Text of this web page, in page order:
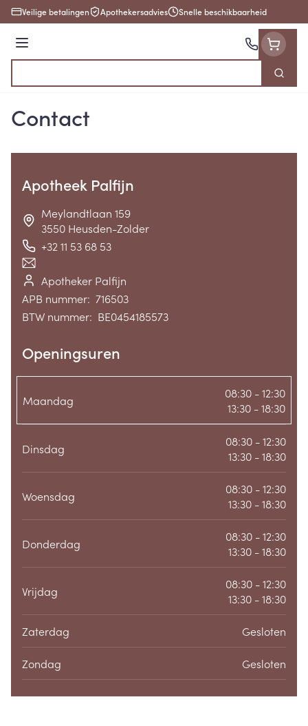
Ga naar de inhoud
Veilige betalingen Apothekersadvies Snelle beschikbaarheid
Menu
Zoek
Contact
Apotheek Palfijn
address
Meylandtlaan 159
3550 Heusden-Zolder
Telefoon
+32 11 53 68 53
E-mailadres
Apotheek titularis
Apotheker Palfijn
APB nummer
APB nummer: 716503
BTW nummer
BTW nummer: BE0454185573
Openingsuren
Maandag
08:30 - 12:30
13:30 - 18:30
Dinsdag
08:30 - 12:30
13:30 - 18:30
Woensdag
08:30 - 12:30
13:30 - 18:30
Donderdag
08:30 - 12:30
13:30 - 18:30
Vrijdag
08:30 - 12:30
13:30 - 18:30
Zaterdag Gesloten
Zondag Gesloten